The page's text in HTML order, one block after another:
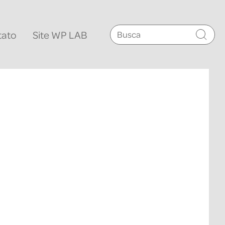
Site WP LAB